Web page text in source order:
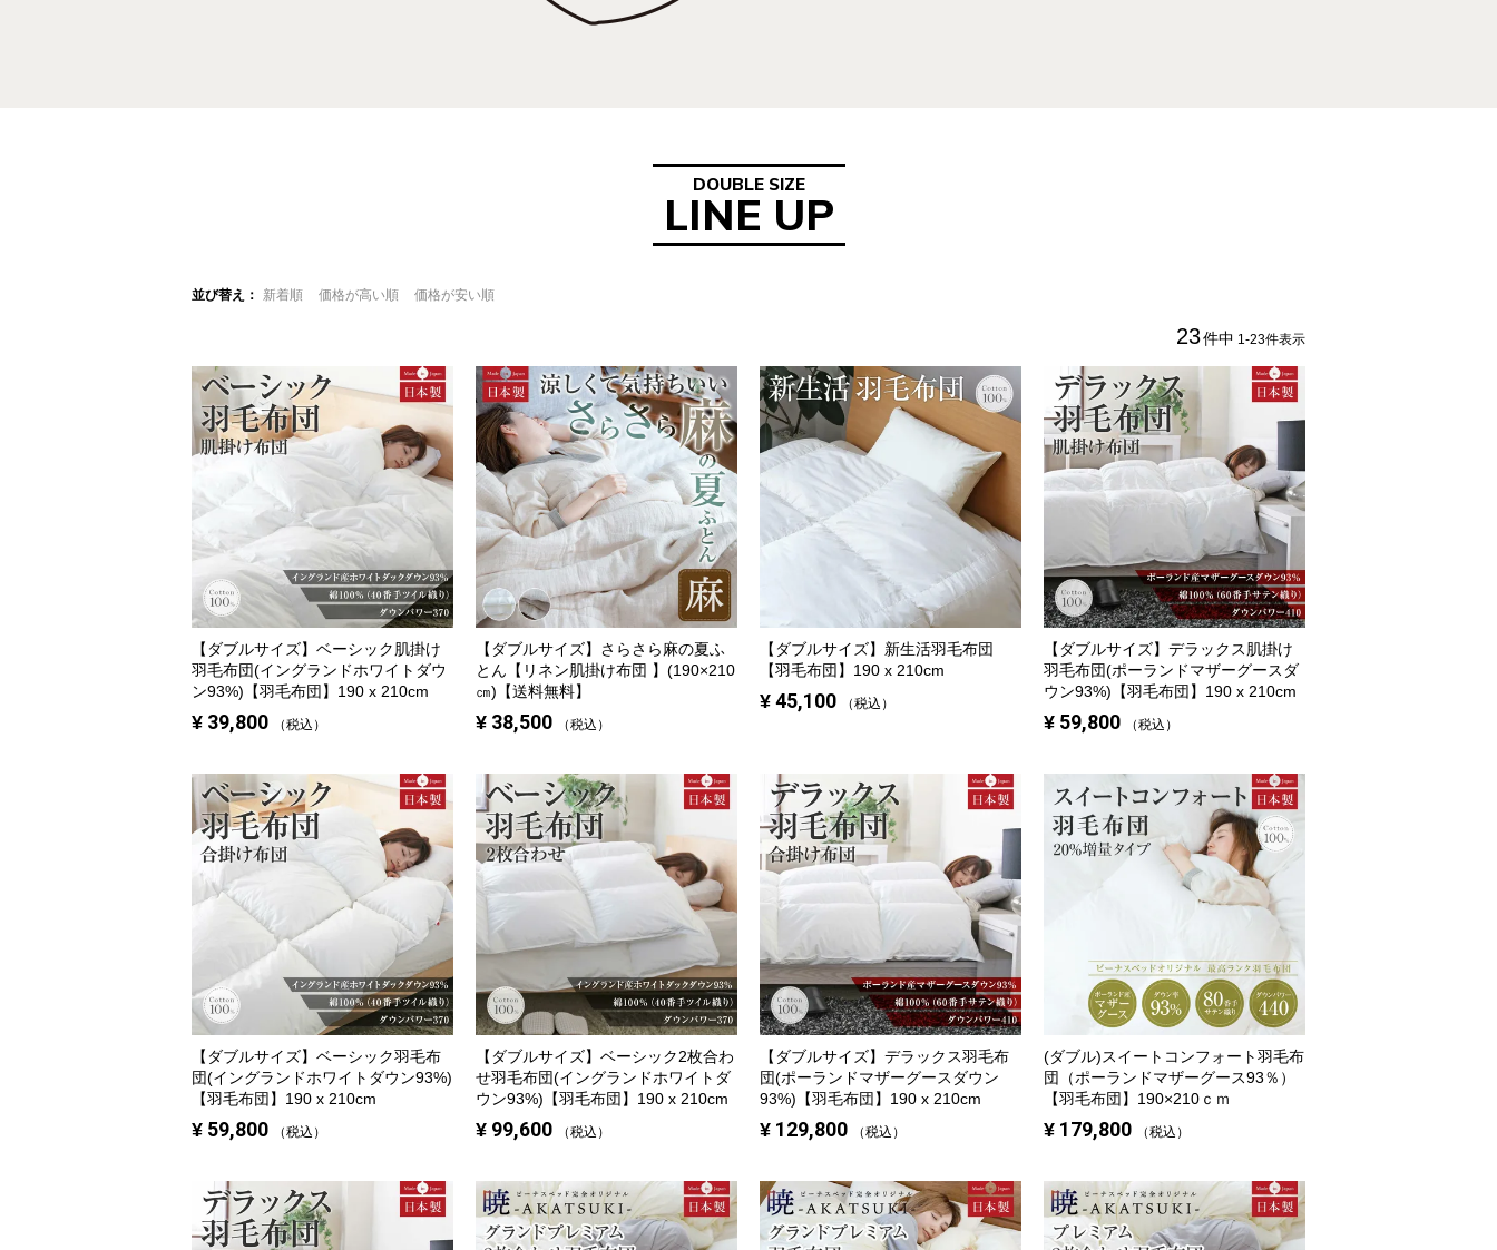
DOUBLE SIZE
LINE UP
並び替え 新着順 価格が高い順 価格が安い順
23件中 1-23件表示
【ダブルサイズ】 ベーシック肌掛け
羽毛布団(イングランドホワイトダウ
ン93%)【羽毛布団】190 x 210cm
¥ 39,800 税込
【ダブルサイズ】 さらさら麻の夏ふ
とん【リネン肌掛け布団 】(190×210
㎝)【送料無料】
¥ 38,500 税込
【ダブルサイズ】 新生活羽毛布団
【羽毛布団】190 x 210cm
¥ 45,100 税込
【ダブルサイズ】 デラックス肌掛け
羽毛布団(ポーランドマザーグースダ
ウン93%)【羽毛布団】190 x 210cm
¥ 59,800 税込
【ダブルサイズ】 ベーシック羽毛布
団(イングランドホワイトダウン93%)
【羽毛布団】190 x 210cm
¥ 59,800 税込
【ダブルサイズ】 ベーシック2枚合わ
せ羽毛布団(イングランドホワイトダ
ウン93%)【羽毛布団】190 x 210cm
¥ 99,600 税込
【ダブルサイズ】 デラックス羽毛布
団(ポーランドマザーグースダウン
93%)【羽毛布団】190 x 210cm
¥ 129,800 税込
(ダブル)スイートコンフォート羽毛布
団（ポーランドマザーグース93％）
【羽毛布団】190×210ｃｍ
¥ 179,800 税込